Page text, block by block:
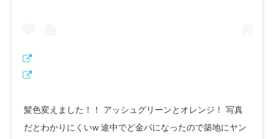
髪色変えました！！ アッシュグリーンとオレンジ！ 写真
だとわかりにくいw 途中でど金パになったので築地にヤン